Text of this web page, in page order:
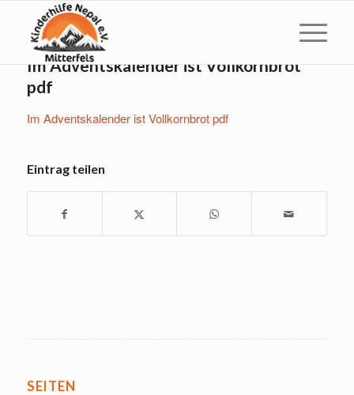
Im Adventskalender ist Vollkornbrot
pdf
Im Adventskalender ist Vollkornbrot pdf
Eintrag teilen
SEITEN